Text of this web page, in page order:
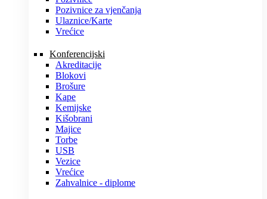
Pozivnice za vjenčanja
Ulaznice/Karte
Vrećice
Konferencijski
Akreditacije
Blokovi
Brošure
Kape
Kemijske
Kišobrani
Majice
Torbe
USB
Vezice
Vrećice
Zahvalnice - diplome